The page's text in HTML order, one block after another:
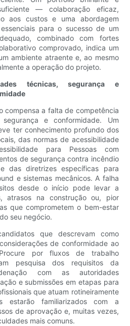
— colaboração eficaz,
aos custos e uma abordagem
para o sucesso de um
combinado com fortes
comprovado, indica um
ambiente atraente e, ao mesmo
a operação do projeto.
técnicas, segurança e
compensa a falta de competência
e conformidade. Um
ter conhecimento profundo dos
das normas de acessibilidade
para Pessoas com
de segurança contra incêndio
das diretrizes específicas para
e sistemas mecânicos. A falha
desde o início pode levar a
atrasos na construção ou, pior
que comprometem o bem-estar
seu negócio.
que descrevam como
de conformidade ao
por fluxos de trabalho
pesquisa dos requisitos da
com as autoridades
e submissões em etapas para
que atuam rotineiramente
estarão familiarizados com a
de aprovação e, muitas vezes,
mais comuns.